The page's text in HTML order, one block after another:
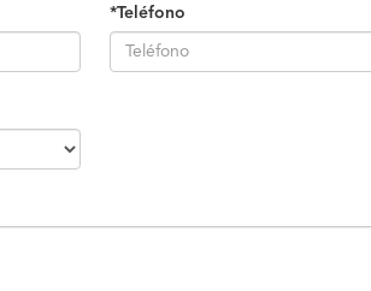
*Teléfono